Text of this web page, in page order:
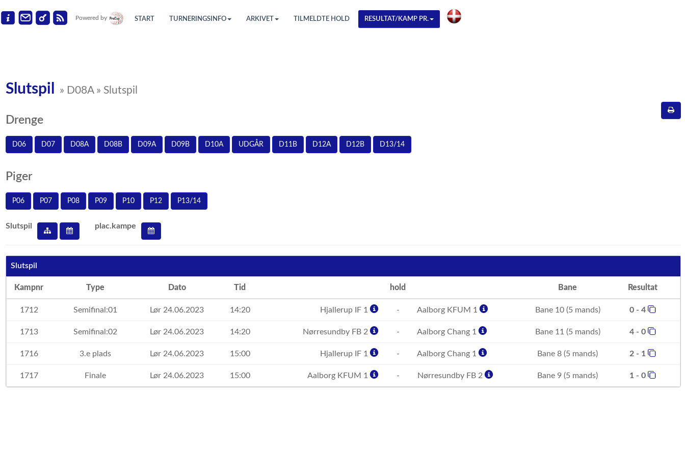
Powered by START TURNERINGSINFO ARKIVET TILMELDTE HOLD RESULTAT/KAMP PR.
Slutspil » D08A » Slutspil
Drenge
D06 D07 D08A D08B D09A D09B D10A UDGÅR D11B D12A D12B D13/14
Piger
P06 P07 P08 P09 P10 P12 P13/14
Slutspil plac.kampe
Slutspil
Kampnr Type Dato Tid hold Bane Resultat
1712 Semifinal:01 Lør 24.06.2023 14:20 Hjallerup IF 1 - Aalborg KFUM 1 Bane 10 (5 mands) 0 - 4
1713 Semifinal:02 Lør 24.06.2023 14:20 Nørresundby FB 2 - Aalborg Chang 1 Bane 11 (5 mands) 4 - 0
1716 3.e plads Lør 24.06.2023 15:00 Hjallerup IF 1 - Aalborg Chang 1 Bane 8 (5 mands) 2 - 1
1717 Finale Lør 24.06.2023 15:00 Aalborg KFUM 1 - Nørresundby FB 2 Bane 9 (5 mands) 1 - 0